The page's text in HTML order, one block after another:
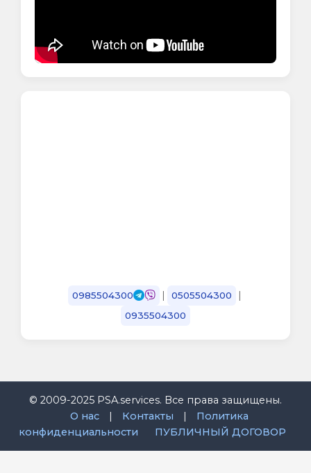
0985504300 | 0505504300 |
0935504300
© 2009-2025 PSA.services. Все права защищены.
О нас
| Контакты |
Политика
конфиденциальности
ПУБЛИЧНЫЙ ДОГОВОР